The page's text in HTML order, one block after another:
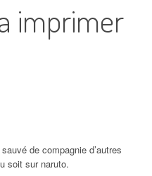
imprimer
de compagnie d’autres
soit sur naruto.